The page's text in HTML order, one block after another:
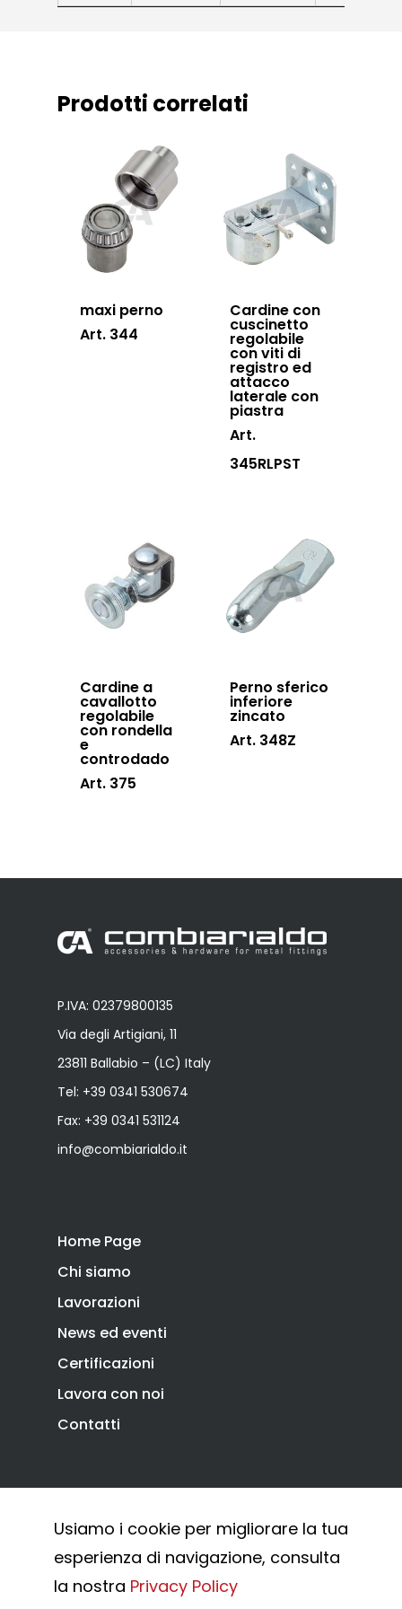
Prodotti correlati
maxi perno
Art. 344
Cardine con
cuscinetto
regolabile
con viti di
registro ed
attacco
laterale con
piastra
Art.
345RLPST
Cardine a
cavallotto
regolabile
con rondella
e
controdado
Art. 375
Perno sferico
inferiore
zincato
Art. 348Z
P.IVA: 02379800135
Via degli Artigiani, 11
23811 Ballabio – (LC) Italy
Tel: +39 0341 530674
Fax: +39 0341 531124
info@combiarialdo.it
Home Page
Chi siamo
Lavorazioni
News ed eventi
Certificazioni
Lavora con noi
Contatti
Privacy Policy
Cookie Policy
Whistleblowing
© 2026 Combi Arialdo.
scorrevoli
Accessori
sospesi
Swing gates
accessories
Sistemi di
Hardware
Inox
Lavorazioni
Certificazioni
Contatti
Usiamo i cookie per migliorare la tua
esperienza di navigazione, consulta
la nostra Privacy Policy